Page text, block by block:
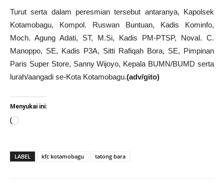
Turut serta dalam peresmian tersebut antaranya, Kapolsek
Kotamobagu, Kompol. Ruswan Buntuan, Kadis Kominfo,
Moch. Agung Adati, ST, M.Si, Kadis PM-PTSP, Noval. C.
Manoppo, SE, Kadis P3A, Sitti Rafiqah Bora, SE, Pimpinan
Paris Super Store, Sanny Wijoyo, Kepala BUMN/BUMD serta
lurah/aangadi se-Kota Kotamobagu.(adv/gito)
Menyukai ini:
Memuat...
LABEL kfc kotamobagu tatong bara